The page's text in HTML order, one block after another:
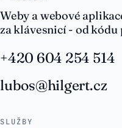
Weby a webové
za klávesnicí - od
+420 604 254 514
lubos@hilgert.cz
SLUŽBY